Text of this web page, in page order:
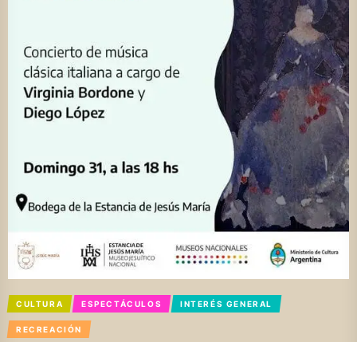
CULTURA ESPECTÁCULOS INTERÉS GENERAL
RECREACIÓN